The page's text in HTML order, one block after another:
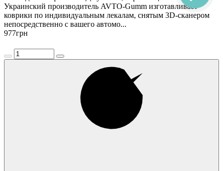
Украинский производитель AVTO-Gumm изготавливает
коврики по индивидуальным лекалам, снятым 3D-сканером
непосредственно с вашего автомо...
977грн